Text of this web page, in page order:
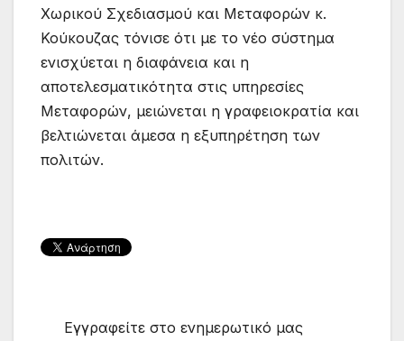
Χωρικού Σχεδιασμού και Μεταφορών κ.
Κούκουζας τόνισε ότι με το νέο σύστημα
ενισχύεται η διαφάνεια και η
αποτελεσματικότητα στις υπηρεσίες
Μεταφορών, μειώνεται η γραφειοκρατία και
βελτιώνεται άμεσα η εξυπηρέτηση των
πολιτών.
Εγγραφείτε στο ενημερωτικό μας